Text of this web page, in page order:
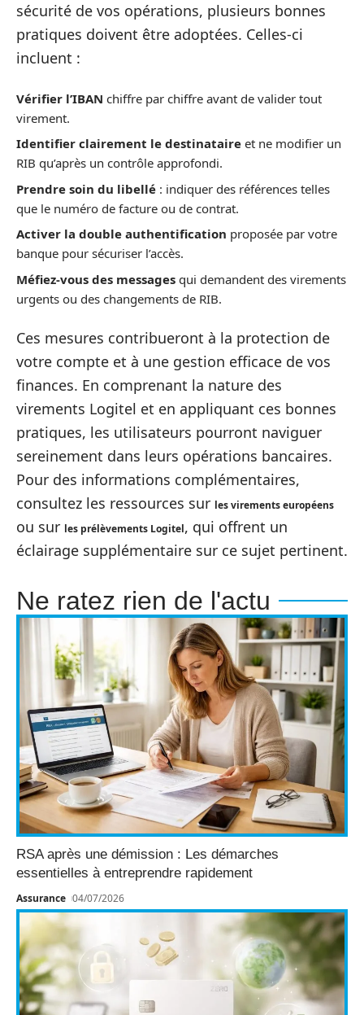
sécurité de vos opérations, plusieurs bonnes
pratiques doivent être adoptées. Celles-ci
incluent :
Vérifier l’IBAN chiffre par chiffre avant de valider tout
virement.
Identifier clairement le destinataire et ne modifier un
RIB qu’après un contrôle approfondi.
Prendre soin du libellé : indiquer des références telles
que le numéro de facture ou de contrat.
Activer la double authentification proposée par votre
banque pour sécuriser l’accès.
Méfiez-vous des messages qui demandent des virements
urgents ou des changements de RIB.
Ces mesures contribueront à la protection de
votre compte et à une gestion efficace de vos
finances. En comprenant la nature des
virements Logitel et en appliquant ces bonnes
pratiques, les utilisateurs pourront naviguer
sereinement dans leurs opérations bancaires.
Pour des informations complémentaires,
consultez les ressources sur les virements européens
ou sur les prélèvements Logitel, qui offrent un
éclairage supplémentaire sur ce sujet pertinent.
Ne ratez rien de l'actu
RSA après une démission : Les démarches
essentielles à entreprendre rapidement
Assurance 04/07/2026